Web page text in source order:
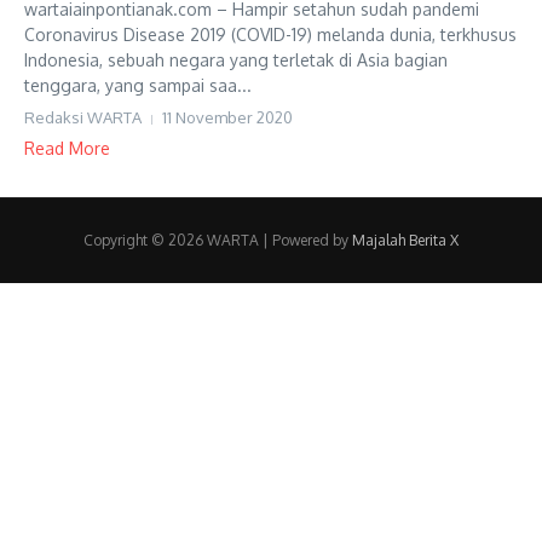
wartaiainpontianak.com – Hampir setahun sudah pandemi
Coronavirus Disease 2019 (COVID-19) melanda dunia, terkhusus
Indonesia, sebuah negara yang terletak di Asia bagian
tenggara, yang sampai saa...
Redaksi WARTA 11 November 2020
Read More
Copyright © 2026 WARTA | Powered by Majalah Berita X